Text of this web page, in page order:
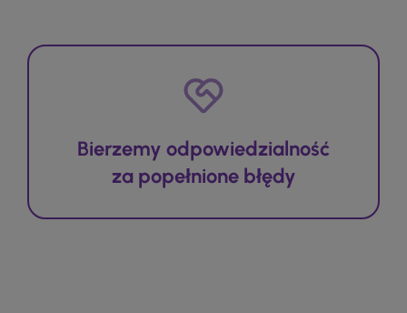
Bierzemy odpowiedzialność
za popełnione błędy